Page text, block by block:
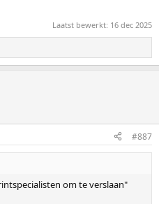
Laatst bewerkt: 16 dec 2025
#887
om te verslaan"